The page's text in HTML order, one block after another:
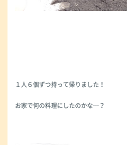
１人６個ずつ持って帰りました！
お家で何の料理にしたのかな…？